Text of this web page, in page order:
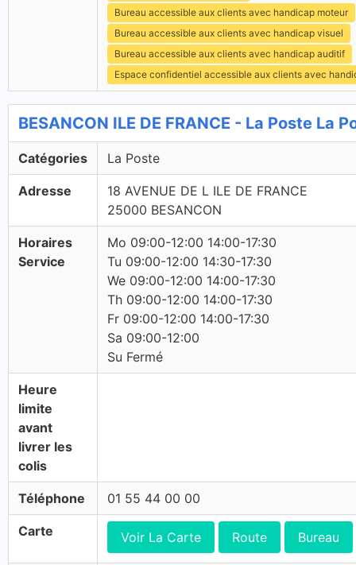
Bureau accessible aux clients avec handicap moteur
Bureau accessible aux clients avec handicap visuel
Bureau accessible aux clients avec handicap auditif
Espace confidentiel accessible aux clients avec
BESANCON ILE DE FRANCE - La Poste La
Catégories La Poste
Adresse
18 AVENUE DE L ILE DE FRANCE
25000 BESANCON
Horaires
Service
Mo 09:00-12:00 14:00-17:30
Tu 09:00-12:00 14:30-17:30
We 09:00-12:00 14:00-17:30
Th 09:00-12:00 14:00-17:30
Fr 09:00-12:00 14:00-17:30
Sa 09:00-12:00
Su Fermé
Heure
limite
avant
livrer les
colis
Téléphone 01 55 44 00 00
Carte Voir La Carte Route Bureau